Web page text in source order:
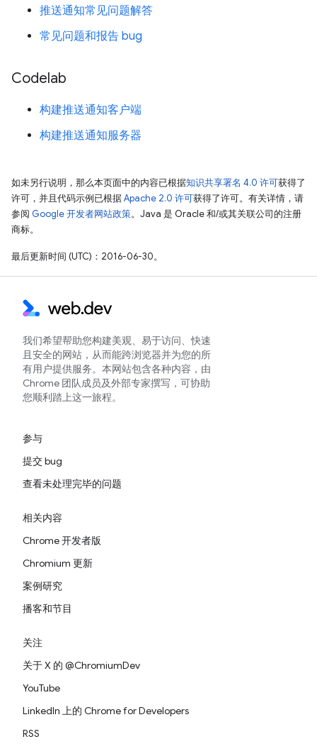
推送通知常见问题解答
常见问题和报告 bug
Codelab
构建推送通知客户端
构建推送通知服务器
如未另行说明，那么本页面中的内容已根据知识共享署名 4.0 许可获得了
许可，并且代码示例已根据Apache 2.0 许可获得了许可。有关详情，请
参阅 Google 开发者网站政策。Java 是 Oracle 和/或其关联公司的注册
商标。
最后更新时间 (UTC)：2016-06-30。
我们希望帮助您构建美观、易于访问、快速
且安全的网站，从而能跨浏览器并为您的所
有用户提供服务。本网站包含各种内容，由
Chrome 团队成员及外部专家撰写，可协助
您顺利踏上这一旅程。
参与
提交 bug
查看未处理完毕的问题
相关内容
Chrome 开发者版
Chromium 更新
案例研究
播客和节目
关注
关于 X 的 @ChromiumDev
YouTube
LinkedIn 上的 Chrome for Developers
RSS